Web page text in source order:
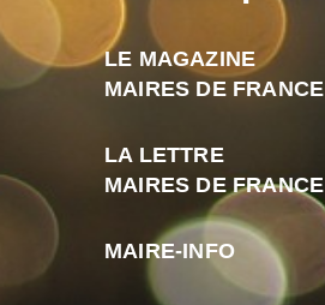
LE MAGAZINE
MAIRES DE FRANCE
LA LETTRE
MAIRES DE FRANCE
MAIRE-INFO